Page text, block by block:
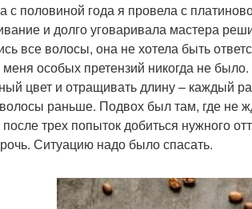
с половиной года я провела с
и долго уговаривала мастера
все волосы, она не хотела быть
меня особых претензий никогда не
цвет и отращивать длину – каждый
раньше. Подвох был там, где не
трех попыток добиться нужного
Ситуацию надо было спасать.